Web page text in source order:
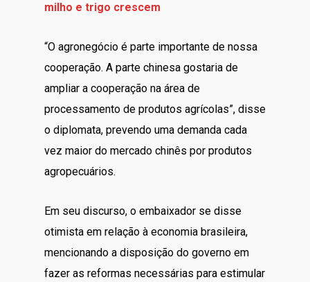
milho e trigo crescem
“O agronegócio é parte importante de nossa
cooperação. A parte chinesa gostaria de
ampliar a cooperação na área de
processamento de produtos agrícolas”, disse
o diplomata, prevendo uma demanda cada
vez maior do mercado chinês por produtos
agropecuários.
Em seu discurso, o embaixador se disse
otimista em relação à economia brasileira,
mencionando a disposição do governo em
fazer as reformas necessárias para estimular